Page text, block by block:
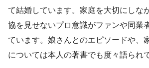
て結婚しています。家庭を大切にしな
協を見せないプロ意識がファンや同業
ています。娘さんとのエピソードや、
については本人の著書でも度々語られ